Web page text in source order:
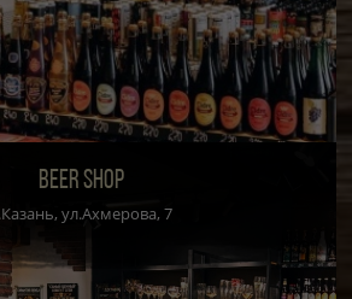
BEER SHOP
ул.Ахмерова, 7